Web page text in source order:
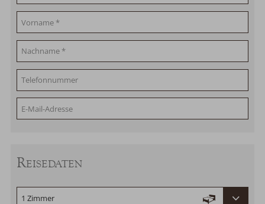
Reisedaten